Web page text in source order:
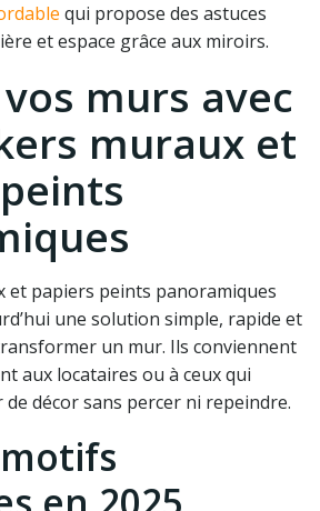
qui propose des astuces
et espace grâce aux miroirs.
murs avec
muraux et
et papiers peints panoramiques
une solution simple, rapide et
un mur. Ils conviennent
aux locataires ou à ceux qui
décor sans percer ni repeindre.